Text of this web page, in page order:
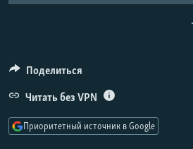
СОЦИАЛЬНЫЕ СЕТИ
Поделиться
Читать без VPN
Приоритетный источник в Google